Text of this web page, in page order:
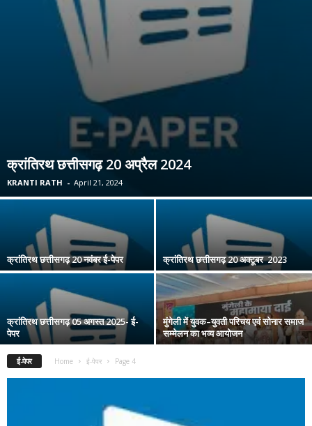
क्रांतिरथ छत्तीसगढ़ 20 अप्रैल 2024
KRANTI RATH - April 21, 2024
क्रांतिरथ छत्तीसगढ़ 20 नवंबर ई-पेपर क्रांतिरथ छत्तीसगढ़ 20 अक्टूबर 2023
क्रांतिरथ छत्तीसगढ़ 05 अगस्त 2025- ई-
पेपर
मुंगेली में युवक–युवती परिचय एवं सोनार समाज
सम्मेलन का भव्य आयोजन
ई-पेपर Home ई-पेपर Page 4